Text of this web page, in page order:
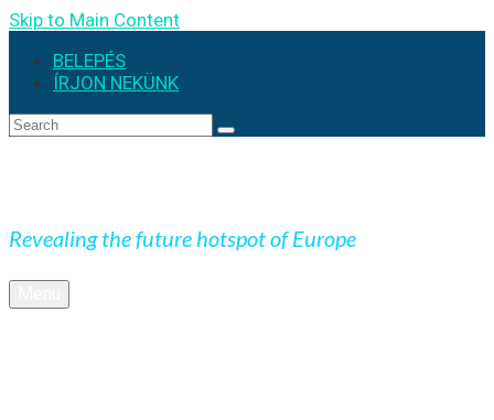
Skip to Main Content
BELEPÉS
ÍRJON NEKÜNK
Search
Revealing the future hotspot of Europe